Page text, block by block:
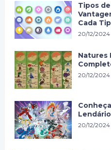
Tipos
Cada
20/12/2024
Natures
20/12/2024
20/12/2024